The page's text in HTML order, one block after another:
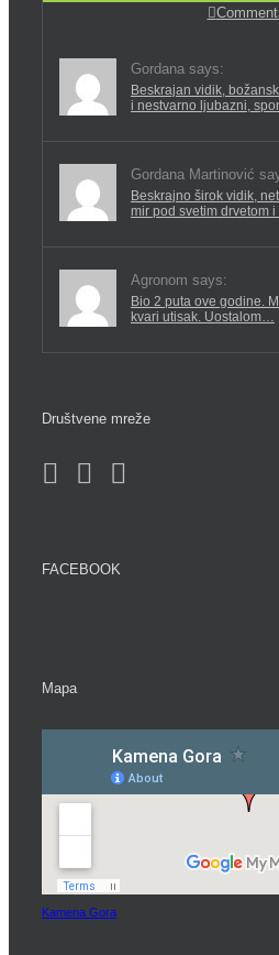
Gordana says:
Beskrajan vidik,
i nestvarno ljubazni,
Gordana Martinović
Beskrajno širok vidik,
mir pod svetim drvetom
Agronom says:
Bio 2 puta ove godine.
kvari utisak. Uostalom…
Društvene mreže
FACEBOOK
Mapa
Kamena Gora